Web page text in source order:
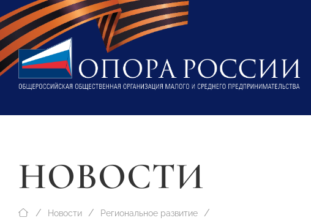
НОВОСТИ
Новости Региональное развитие